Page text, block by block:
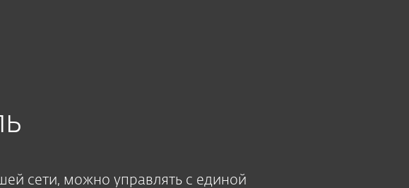
сети, можно управлять с единой